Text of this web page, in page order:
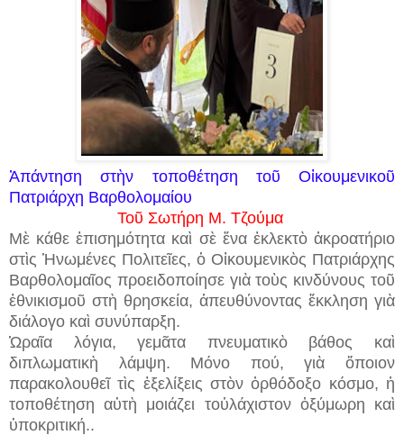
Ἀπάντηση στὴν τοποθέτηση τοῦ Οἰκουμενικοῦ
Πατριάρχη Βαρθολομαίου
Τοῦ Σωτήρη Μ. Τζούμα
Μὲ κάθε ἐπισημότητα καὶ σὲ ἕνα ἐκλεκτὸ ἀκροατήριο
στὶς Ἡνωμένες Πολιτεῖες, ὁ Οἰκουμενικὸς Πατριάρχης
Βαρθολομαῖος προειδοποίησε γιὰ τοὺς κινδύνους τοῦ
ἐθνικισμοῦ στὴ θρησκεία, ἀπευθύνοντας ἔκκληση γιὰ
διάλογο καὶ συνύπαρξη.
Ὡραῖα λόγια, γεμᾶτα πνευματικὸ βάθος καὶ
διπλωματικὴ λάμψη. Μόνο πού, γιὰ ὅποιον
παρακολουθεῖ τὶς ἐξελίξεις στὸν ὀρθόδοξο κόσμο, ἡ
τοποθέτηση αὐτὴ μοιάζει τοὐλάχιστον ὀξύμωρη καὶ
ὑποκριτική..